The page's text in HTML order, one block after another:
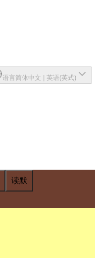
语言简体中文 | 英语(英式)
读默